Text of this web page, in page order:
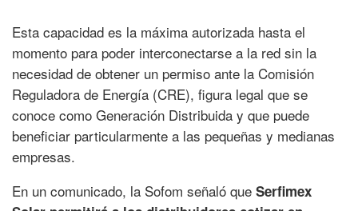
Esta capacidad es la máxima autorizada hasta el
momento para poder interconectarse a la red sin la
necesidad de obtener un permiso ante la Comisión
Reguladora de Energía (CRE), figura legal que se
conoce como Generación Distribuida y que puede
beneficiar particularmente a las pequeñas y medianas
empresas.
En un comunicado, la Sofom señaló que Serfimex